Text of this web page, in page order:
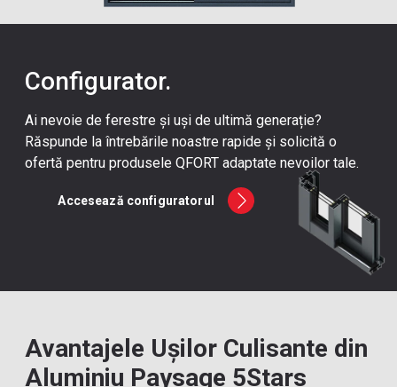
Configurator.
Ai nevoie de ferestre și uși de ultimă generație?
Răspunde la întrebările noastre rapide și solicită o
ofertă pentru produsele QFORT adaptate nevoilor tale.
Accesează configuratorul
Avantajele Ușilor Culisante din
Aluminiu Paysage 5Stars